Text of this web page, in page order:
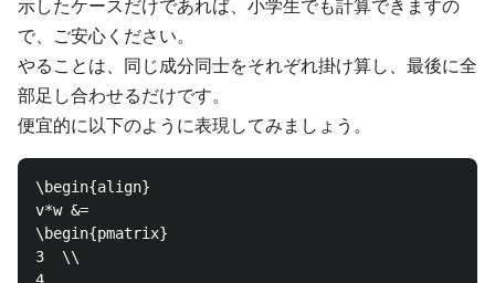
示したケースだけであれば、小学生でも計算できますの
で、ご安心ください。
やることは、同じ成分同士をそれぞれ掛け算し、最後に全
部足し合わせるだけです。
便宜的に以下のように表現してみましょう。
\begin{align}
v*w &=
\begin{pmatrix}
3  \\